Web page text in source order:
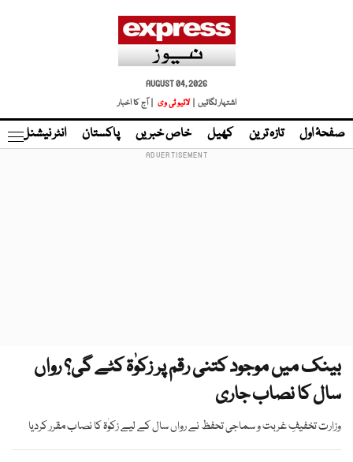
AUGUST 04, 2026
اشتہار لگائیں |
لائیو ٹی وی | آج کا اخبار
صفحۂ اول تازہ ترین کھیل خاص خبریں پاکستان انٹر نیشنل
بینک میں موجود کتنی رقم پر زکوٰۃ کٹے گی؟ رواں
سال کا نصاب جاری
وزارت تخفیفِ غربت و سماجی تحفظ نے رواں سال کے لیے زکوٰۃ کا نصاب مقرر کردیا